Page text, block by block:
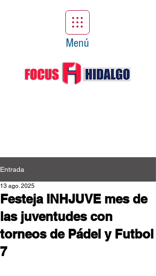
Menú
Entrada
Festeja INHJUVE mes de
las juventudes con
torneos de Pádel y Futbol
7
13 ago. 2025